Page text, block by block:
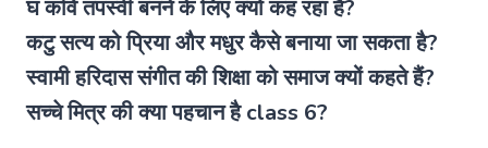
घ कवि तपस्वी बनने के लिए क्यों कह रहा है?
कटु सत्य को प्रिया और मधुर कैसे बनाया जा सकता है?
स्वामी हरिदास संगीत की शिक्षा को समाज क्यों कहते हैं?
सच्चे मित्र की क्या पहचान है class 6?